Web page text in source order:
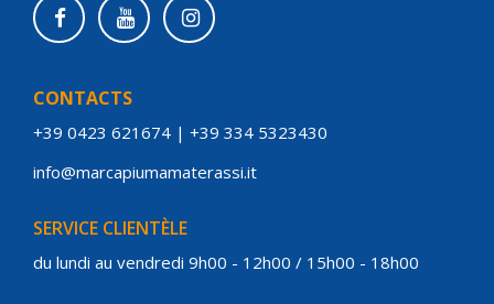
CONTACTS
+39 0423 621674 | +39 334 5323430
info@marcapiumamaterassi.it
SERVICE CLIENTÈLE
du lundi au vendredi 9h00 - 12h00 / 15h00 - 18h00